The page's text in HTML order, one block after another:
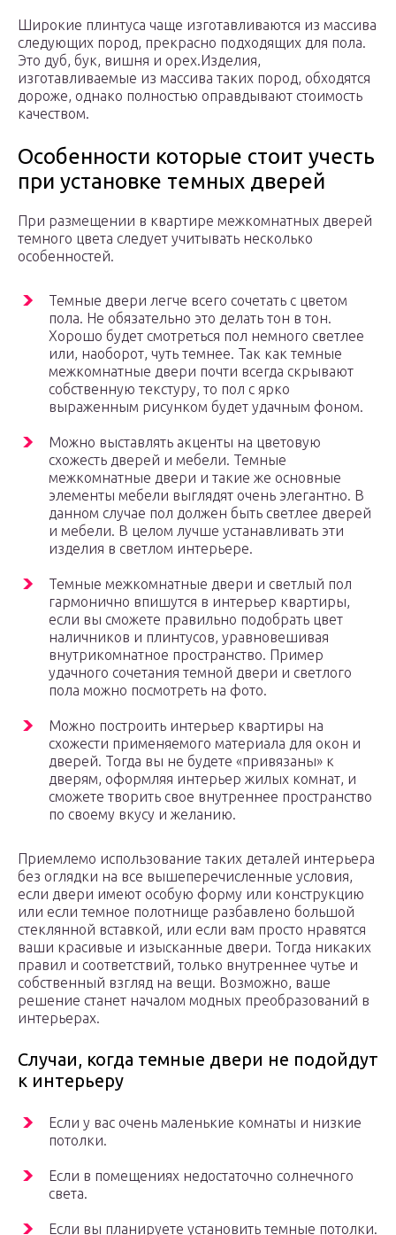
Широкие плинтуса чаще изготавливаются из массива
следующих пород, прекрасно подходящих для пола.
Это дуб, бук, вишня и орех.Изделия,
изготавливаемые из массива таких пород, обходятся
дороже, однако полностью оправдывают стоимость
качеством.
Особенности которые стоит учесть
при установке темных дверей
При размещении в квартире межкомнатных дверей
темного цвета следует учитывать несколько
особенностей.
Темные двери легче всего сочетать с цветом
пола. Не обязательно это делать тон в тон.
Хорошо будет смотреться пол немного светлее
или, наоборот, чуть темнее. Так как темные
межкомнатные двери почти всегда скрывают
собственную текстуру, то пол с ярко
выраженным рисунком будет удачным фоном.
Можно выставлять акценты на цветовую
схожесть дверей и мебели. Темные
межкомнатные двери и такие же основные
элементы мебели выглядят очень элегантно. В
данном случае пол должен быть светлее дверей
и мебели. В целом лучше устанавливать эти
изделия в светлом интерьере.
Темные межкомнатные двери и светлый пол
гармонично впишутся в интерьер квартиры,
если вы сможете правильно подобрать цвет
наличников и плинтусов, уравновешивая
внутрикомнатное пространство. Пример
удачного сочетания темной двери и светлого
пола можно посмотреть на фото.
Можно построить интерьер квартиры на
схожести применяемого материала для окон и
дверей. Тогда вы не будете «привязаны» к
дверям, оформляя интерьер жилых комнат, и
сможете творить свое внутреннее пространство
по своему вкусу и желанию.
Приемлемо использование таких деталей интерьера
без оглядки на все вышеперечисленные условия,
если двери имеют особую форму или конструкцию
или если темное полотнище разбавлено большой
стеклянной вставкой, или если вам просто нравятся
ваши красивые и изысканные двери. Тогда никаких
правил и соответствий, только внутреннее чутье и
собственный взгляд на вещи. Возможно, ваше
решение станет началом модных преобразований в
интерьерах.
Случаи, когда темные двери не подойдут
к интерьеру
Если у вас очень маленькие комнаты и низкие
потолки.
Если в помещениях недостаточно солнечного
света.
Если вы планируете установить темные потолки.